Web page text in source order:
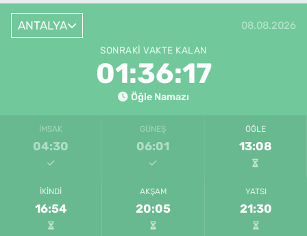
ANTALYA 08.08.2026
SONRAKI VAKTE KALAN
01:36:17
Öğle Namazı
İMSAK
04:30
GÜNEŞ
06:01
ÖĞLE
13:08
İKINDI
16:54
AKŞAM
20:05
YATSI
21:30